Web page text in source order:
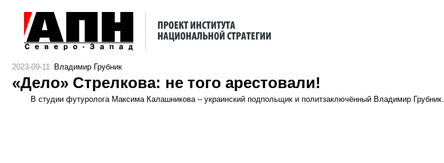
2023-09-11 Владимир Грубник
«Дело» Стрелкова: не того арестовали!
В студии футуролога Максима Калашникова – украинский подпольщик и политзаключённый Владимир Грубник.